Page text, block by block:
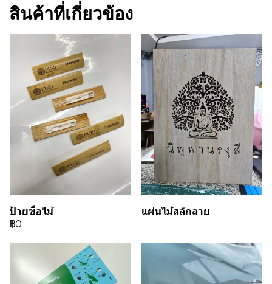
สินค้าที่เกี่ยวข้อง
ป้ายชื่อไม้
฿0
แผ่นไม้สลักลาย